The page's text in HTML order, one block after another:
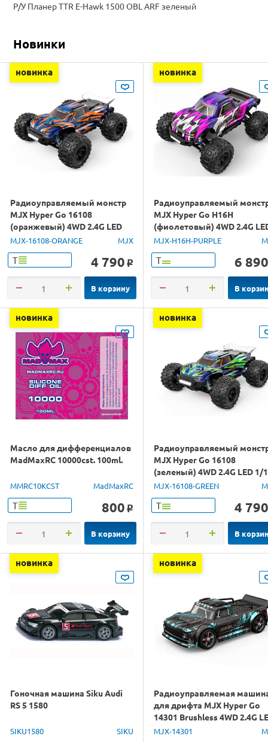
Р/У Планер TTR E-Hawk 1500 OBL ARF зеленый
Новинки
новинка
Радиоуправляемый монстр
MJX Hyper Go 16108
(оранжевый) 4WD 2.4G LED
1/16 RTR
MJX-16108-ORANGE MJX
Т 4 790 o
В корзину
новинка
Радиоуправляемый
MJX Hyper Go H16H
(фиолетовый) 4WD 2.4G
GPS 1/16 RTR
MJX-H16H-PURPLE
Т 6 890
В
новинка
Масло для дифференциалов
MadMaxRC 10000cst. 100ml.
MMRC10KCST MadMaxRC
Т 800 o
В корзину
новинка
Радиоуправляемый
MJX Hyper Go 16108
(зеленый) 4WD 2.4G LED 1/
RTR
MJX-16108-GREEN
Т 4 790
В
новинка
Гоночная машина Siku Audi
RS 5 1580
SIKU1580 SIKU
новинка
Радиоуправляемая
для дрифта MJX Hyper Go
14301 Brushless 4WD 2.4G
1/14 RTR
MJX-14301